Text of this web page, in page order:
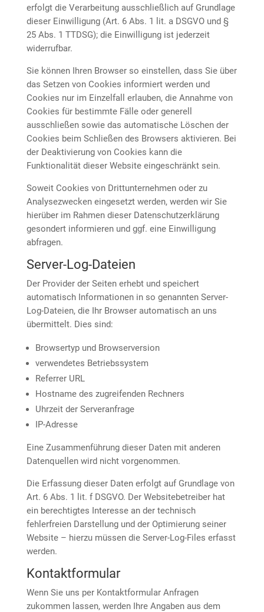
erfolgt die Verarbeitung ausschließlich auf Grundlage
dieser Einwilligung (Art. 6 Abs. 1 lit. a DSGVO und §
25 Abs. 1 TTDSG); die Einwilligung ist jederzeit
widerrufbar.
Sie können Ihren Browser so einstellen, dass Sie über
das Setzen von Cookies informiert werden und
Cookies nur im Einzelfall erlauben, die Annahme von
Cookies für bestimmte Fälle oder generell
ausschließen sowie das automatische Löschen der
Cookies beim Schließen des Browsers aktivieren. Bei
der Deaktivierung von Cookies kann die
Funktionalität dieser Website eingeschränkt sein.
Soweit Cookies von Drittunternehmen oder zu
Analysezwecken eingesetzt werden, werden wir Sie
hierüber im Rahmen dieser Datenschutzerklärung
gesondert informieren und ggf. eine Einwilligung
abfragen.
Server-Log-Dateien
Der Provider der Seiten erhebt und speichert
automatisch Informationen in so genannten Server-
Log-Dateien, die Ihr Browser automatisch an uns
übermittelt. Dies sind:
Browsertyp und Browserversion
verwendetes Betriebssystem
Referrer URL
Hostname des zugreifenden Rechners
Uhrzeit der Serveranfrage
IP-Adresse
Eine Zusammenführung dieser Daten mit anderen
Datenquellen wird nicht vorgenommen.
Die Erfassung dieser Daten erfolgt auf Grundlage von
Art. 6 Abs. 1 lit. f DSGVO. Der Websitebetreiber hat
ein berechtigtes Interesse an der technisch
fehlerfreien Darstellung und der Optimierung seiner
Website – hierzu müssen die Server-Log-Files erfasst
werden.
Kontaktformular
Wenn Sie uns per Kontaktformular Anfragen
zukommen lassen, werden Ihre Angaben aus dem